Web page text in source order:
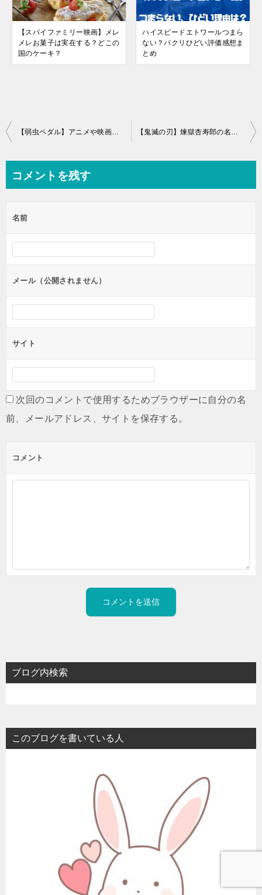
【スパイファミリー映画】メレ
メレお菓子は実在する？どこの
国のケーキ？
ハイスピードエトワールつまら
ない？パクリひどい評価感想ま
とめ
投
ビ
ー
シ
ン
【弱虫ペダル】アニメや映画の見る順番！劇場版やDVDの時系列は？ 【鬼滅の刃】煉獄杏寿郎の名言・台詞！かっこいいシーンやセリフ画像集
コメントを残す
名前
メール（公開されません）
サイト
次回のコメントで使用するためブラウザーに自分の名
前、メールアドレス、サイトを保存する。
コメント
ブログ内検索
このブログを書いている人